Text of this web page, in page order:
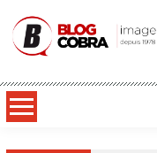
Blog Cobra